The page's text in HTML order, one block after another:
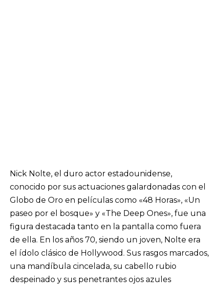
Nick Nolte, el duro actor estadounidense,
conocido por sus actuaciones galardonadas con el
Globo de Oro en películas como «48 Horas», «Un
paseo por el bosque» y «The Deep Ones», fue una
figura destacada tanto en la pantalla como fuera
de ella. En los años 70, siendo un joven, Nolte era
el ídolo clásico de Hollywood. Sus rasgos marcados,
una mandíbula cincelada, su cabello rubio
despeinado y sus penetrantes ojos azules